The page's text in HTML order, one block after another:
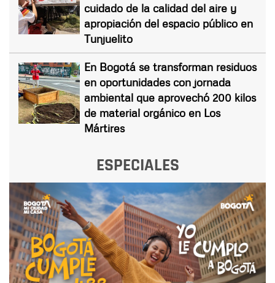
cuidado de la calidad del aire y
apropiación del espacio público en
Tunjuelito
En Bogotá se transforman residuos
en oportunidades con jornada
ambiental que aprovechó 200 kilos
de material orgánico en Los
Mártires
ESPECIALES